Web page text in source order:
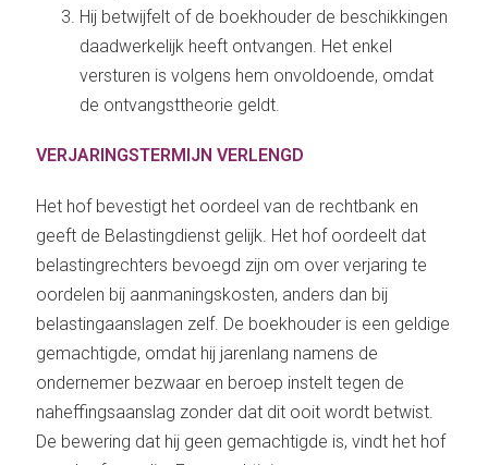
Hij betwijfelt of de boekhouder de beschikkingen
daadwerkelijk heeft ontvangen. Het enkel
versturen is volgens hem onvoldoende, omdat
de ontvangsttheorie geldt.
VERJARINGSTERMIJN VERLENGD
Het hof bevestigt het oordeel van de rechtbank en
geeft de Belastingdienst gelijk. Het hof oordeelt dat
belastingrechters bevoegd zijn om over verjaring te
oordelen bij aanmaningskosten, anders dan bij
belastingaanslagen zelf. De boekhouder is een geldige
gemachtigde, omdat hij jarenlang namens de
ondernemer bezwaar en beroep instelt tegen de
naheffingsaanslag zonder dat dit ooit wordt betwist.
De bewering dat hij geen gemachtigde is, vindt het hof